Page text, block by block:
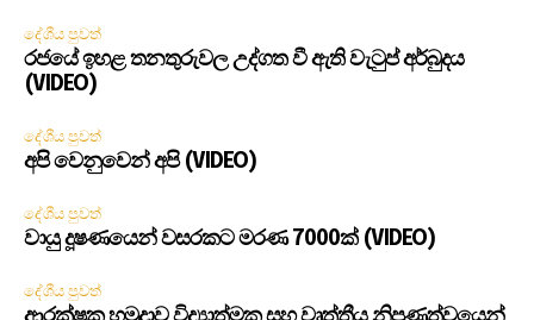
දේශීය පුවත්
රජයේ ඉහළ තනතුරුවල උද්ගත වී ඇති වැටුප් අර්බුදය
(VIDEO)
දේශීය පුවත්
අපි වෙනුවෙන් අපි (VIDEO)
දේශීය පුවත්
වායු දූෂණයෙන් වසරකට මරණ 7000ක් (VIDEO)
දේශීය පුවත්